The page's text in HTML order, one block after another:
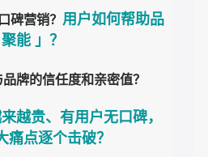
统品牌寻求第二曲线增长，还是
超级用户运营已经成为“用户为王”
你一定会这么问：